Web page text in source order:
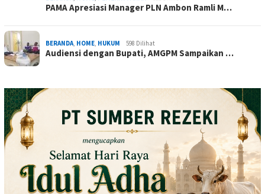
PAMA Apresiasi Manager PLN Ambon Ramli M…
BERANDA HOME HUKUM 598 Dilihat
Audiensi dengan Bupati, AMGPM Sampaikan …